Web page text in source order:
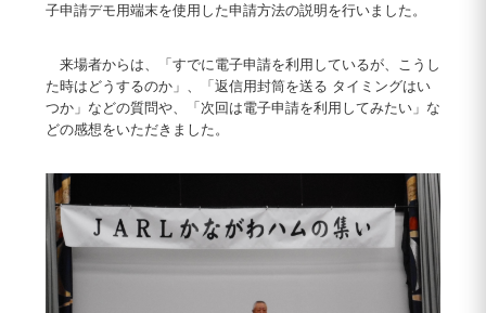
子申請デモ用端末を使用した申請方法の説明を行いました。
来場者からは、「すでに電子申請を利用しているが、こうし
た時はどうするのか」、「返信用封筒を送る タイミングはい
つか」などの質問や、「次回は電子申請を利用してみたい」な
どの感想をいただきました。